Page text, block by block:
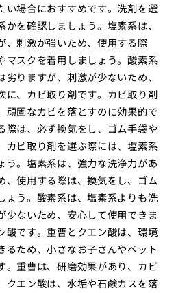
い場合におすすめです。洗剤を選
を確認しましょう。塩素系は、
、刺激が強いため、使用する際
マスクを着用しましょう。酸素系
りますが、刺激が少ないため、
に、カビ取り剤です。カビ取り剤
頑固なカビを落とすのに効果的で
際は、必ず換気をし、ゴム手袋や
カビ取り剤を選ぶ際には、塩素系
う。塩素系は、強力な洗浄力があ
、使用する際は、換気をし、ゴム
ょう。酸素系は、塩素系よりも洗
少ないため、安心して使用できま
酸です。重曹とクエン酸は、環境
るため、小さなお子さんやペット
。重曹は、研磨効果があり、カビ
クエン酸は、水垢や石鹸カスを落